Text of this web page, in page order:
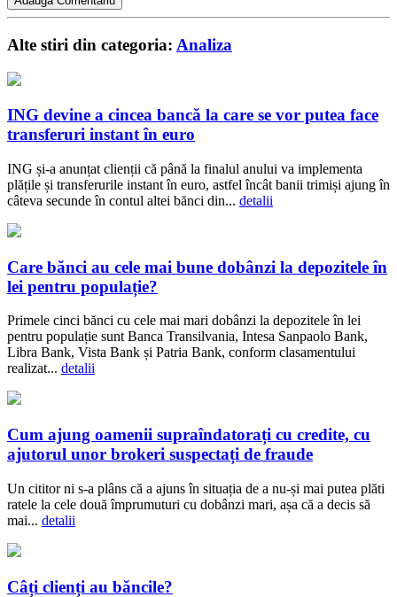
Alte stiri din categoria: Analiza
ING devine a cincea bancă la care se vor putea face
transferuri instant în euro
ING și-a anunțat clienții că până la finalul anului va implementa
plățile și transferurile instant în euro, astfel încât banii trimiși ajung în
câteva secunde în contul altei bănci din... detalii
Care bănci au cele mai bune dobânzi la depozitele în
lei pentru populație?
Primele cinci bănci cu cele mai mari dobânzi la depozitele în lei
pentru populație sunt Banca Transilvania, Intesa Sanpaolo Bank,
Libra Bank, Vista Bank și Patria Bank, conform clasamentului
realizat... detalii
Cum ajung oamenii supraîndatorați cu credite, cu
ajutorul unor brokeri suspectați de fraude
Un cititor ni s-a plâns că a ajuns în situația de a nu-și mai putea plăti
ratele la cele două împrumuturi cu dobânzi mari, așa că a decis să
mai... detalii
Câți clienți au băncile?